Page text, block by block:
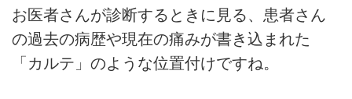
お医者さんが診断するときに見る、患者さん
の過去の病歴や現在の痛みが書き込まれた
「カルテ」のような位置付けですね。